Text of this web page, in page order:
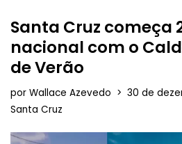
Santa Cruz começa
nacional com o
de Verão
por Wallace Azevedo
30 de
Santa Cruz